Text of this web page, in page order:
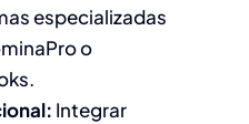
especializadas
o
Integrar